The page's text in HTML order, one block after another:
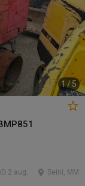
1 / 5
Seini, MM
2 aug.